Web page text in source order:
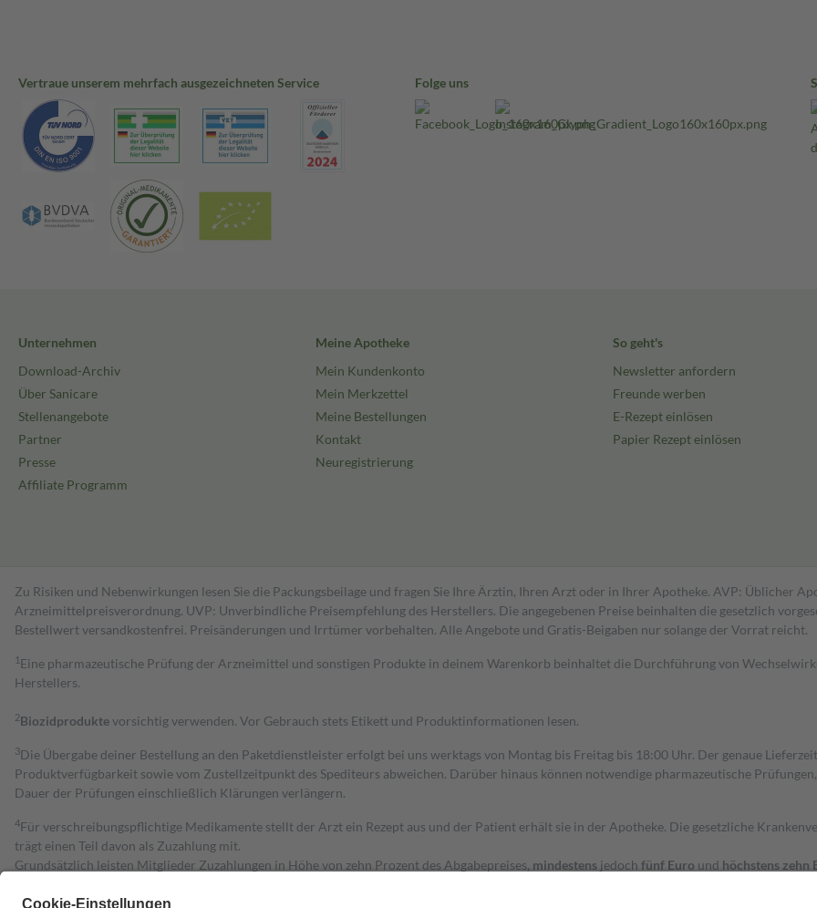
Vertraue unserem mehrfach ausgezeichneten Service Folge uns
Unternehmen
Download-Archiv
Über Sanicare
Stellenangebote
Partner
Presse
Affiliate Programm
Meine Apotheke
Mein Kundenkonto
Mein Merkzettel
Meine Bestellungen
Kontakt
Neuregistrierung
So geht's
Newsletter anfordern
Freunde werben
E-Rezept einlösen
Papier Rezept einlösen
Zu Risiken und Nebenwirkungen lesen Sie die Packungsbeilage und fragen Sie Ihre Ärztin, Ihren Arzt oder in Ihrer Apotheke. AVP: Üblicher
Arzneimittelpreisverordnung. UVP: Unverbindliche Preisempfehlung des Herstellers. Die angegebenen Preise beinhalten die gesetzlich
Bestell­wert versand­kosten­frei. Preisänderungen und Irrtümer vorbehalten. Alle Angebote und Gratis-Beigaben nur solange der Vorrat reicht.
1 Eine pharmazeutische Prüfung der Arzneimittel und sonstigen Produkte in deinem Warenkorb beinhaltet die Durchführung von
Herstellers.
2Biozidproduktevorsichtig verwenden. Vor Gebrauch stets Etikett und Produktinformationen lesen.
3Die Übergabe deiner Bestellung an den Paketdienstleister erfolgt bei uns werktags von Montag bis Freitag bis 18:00 Uhr. Der genaue
Produktverfügbarkeit sowie vom Zustellzeitpunkt des Spediteurs abweichen. Darüber hinaus können notwendige pharmazeutische
Dauer der Prüfungen einschließlich Klärungen verlängern.
4Für verschreibungspflichtige Medikamente stellt der Arzt ein Rezept aus und der Patient erhält sie in der Apotheke. Die gesetzliche
trägt einen Teil davon als Zuzahlung mit.
Grundsätzlich leisten Mitglieder Zuzahlungen in Höhe von zehn Prozent des Abgabepreises, mindestens jedoch fünf Euro und höchstens zehn
Diese Regeln gelten grundsätzlich auch für Online-Apotheken.